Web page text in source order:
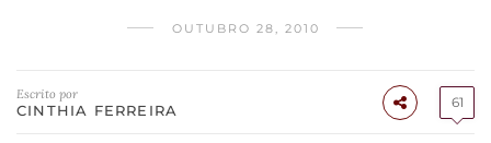
OUTUBRO 28, 2010
Escrito por
CINTHIA FERREIRA 61